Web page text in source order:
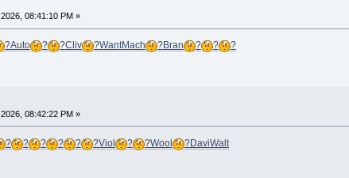
08:41:10 PM »
?Auto ? ?Cliv ?WantMach ?Bran ? ? ?
08:42:22 PM »
? ? ? ? ? ?Viol ? ?Wool ?DaviWalt